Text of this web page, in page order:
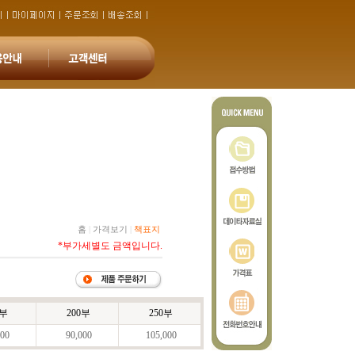
홈 가격보기 책표지
*부가세별도 금액입니다.
200부
250부
90,000 105,000